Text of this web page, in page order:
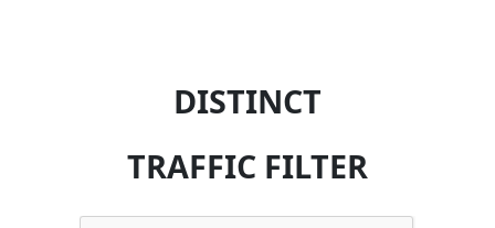
DISTINCT
TRAFFIC FILTER